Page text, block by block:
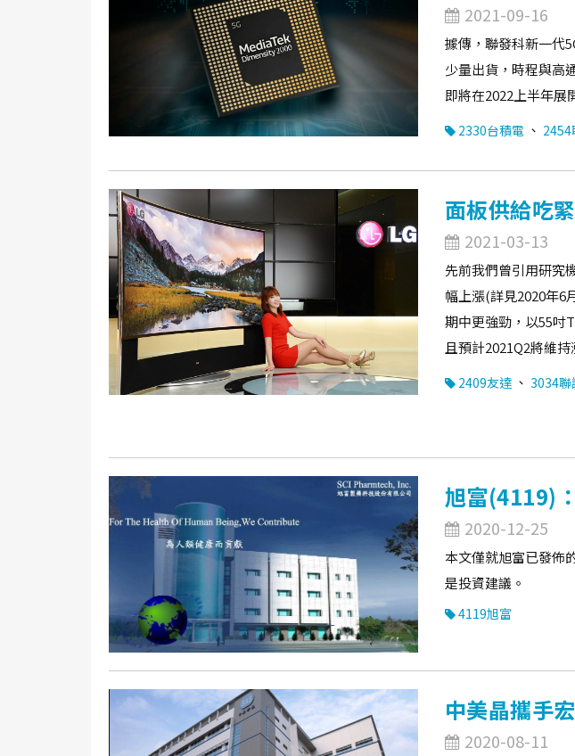
2021-09-16
據傳，聯發科新一代
少量出貨，時程與高
即將在2022上半年展
2330台積電 、 2454
面板供給吃
2021-03-13
先前我們曾引用研究
幅上漲(詳見2020年6
期中更強勁，以55吋
且預計2021Q2將維
2409友達 、 3034聯
旭富(4119)
2020-12-25
本文僅就旭富已發佈
是投資建議。
4119旭富
中美晶攜手
2020-08-11